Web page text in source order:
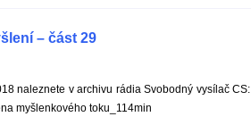
– část 29
naleznete v archivu rádia Svobodný vysílač CS:
myšlenkového toku_114min